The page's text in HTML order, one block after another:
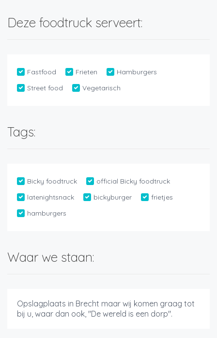
Deze foodtruck serveert:
Fastfood Frieten
Hamburgers
Street food
Vegetarisch
Tags:
Bicky foodtruck
official Bicky foodtruck
latenightsnack
bickyburger
frietjes
hamburgers
Waar we staan:
Opslagplaats in Brecht maar wij komen graag tot
bij u, waar dan ook, "De wereld is een dorp".